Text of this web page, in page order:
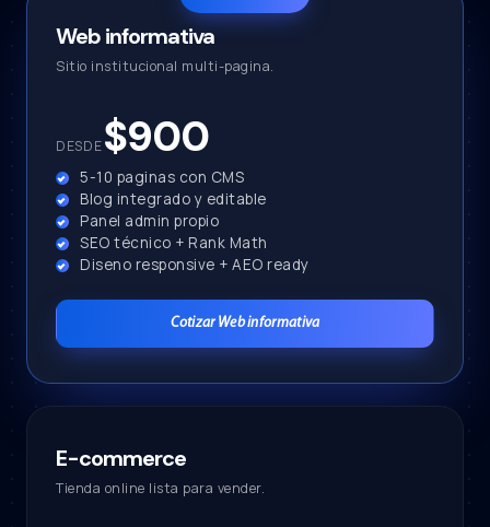
Web informativa
Sitio institucional multi-pagina.
DESDE$900
5-10 paginas con CMS
Blog integrado y editable
Panel admin propio
SEO técnico + Rank Math
Diseno responsive + AEO ready
Cotizar Web informativa
E-commerce
Tienda online lista para vender.